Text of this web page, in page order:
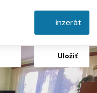
inzerát
Uložiť